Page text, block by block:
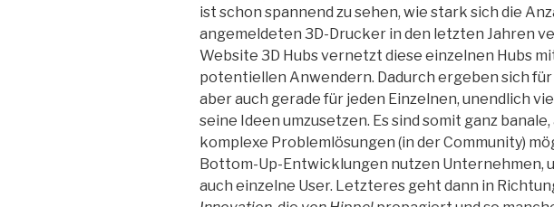
ist schon spannend zu sehen, wie stark sich die
angemeldeten 3D-Drucker in den letzten Jahren
Website 3D Hubs vernetzt diese einzelnen Hubs
potentiellen Anwendern. Dadurch ergeben sich
aber auch gerade für jeden Einzelnen, unendlich
seine Ideen umzusetzen. Es sind somit ganz
komplexe Problemlösungen (in der Community)
Bottom-Up-Entwicklungen nutzen Unternehmen,
auch einzelne User. Letzteres geht dann in